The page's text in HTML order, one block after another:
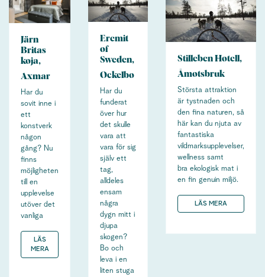
Järn
Britas
koja,
Axmar
Har du
sovit inne i
ett
konstverk
någon
gång? Nu
finns
möjligheten
till en
upplevelse
utöver det
vanliga
LÄS
MERA
Eremit
of
Sweden,
Ockelbo
Har du
funderat
över hur
det skulle
vara att
vara för sig
själv ett
tag,
alldeles
ensam
några
dygn mitt i
djupa
skogen?
Bo och
leva i en
liten stuga
Stilleben Hotell,
Åmotsbruk
Största attraktion
är tystnaden och
den fina naturen, så
här kan du njuta av
fantastiska
vildmarksupplevelser,
wellness samt
bra ekologisk mat i
en fin genuin miljö.
LÄS MERA